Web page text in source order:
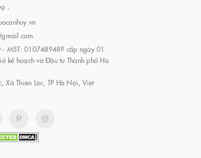
-
- MST: 0107489489 cấp ngày 01
kế hoạch và Đầu tư Thành phố Hà
Xã Thiên Lộc, TP Hà Nội, Việt